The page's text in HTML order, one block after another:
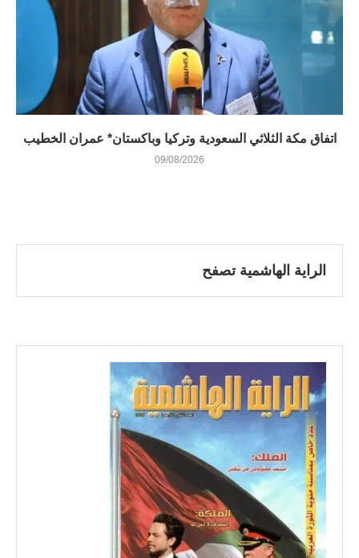
اتفاق مكة الثلاثي السعودية وتركيا وباكستان* عمران الخطيب
09/08/2026
الراية الهاشمية تصفح